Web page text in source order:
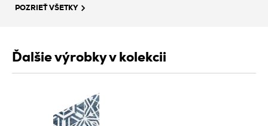
POZRIEŤ VŠETKY
Ďalšie výrobky v kolekcii